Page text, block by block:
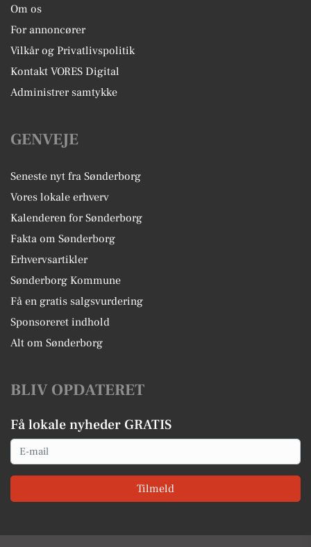
Om os
For annoncører
Vilkår og Privatlivspolitik
Kontakt VORES Digital
Administrer samtykke
GENVEJE
Seneste nyt fra Sønderborg
Vores lokale erhverv
Kalenderen for Sønderborg
Fakta om Sønderborg
Erhvervsartikler
Sønderborg Kommune
Få en gratis salgsvurdering
Sponsoreret indhold
Alt om Sønderborg
BLIV OPDATERET
Få lokale nyheder GRATIS
Email
Tilmeld